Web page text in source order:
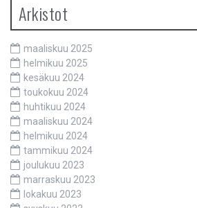
Arkistot
maaliskuu 2025
helmikuu 2025
kesäkuu 2024
toukokuu 2024
huhtikuu 2024
maaliskuu 2024
helmikuu 2024
tammikuu 2024
joulukuu 2023
marraskuu 2023
lokakuu 2023